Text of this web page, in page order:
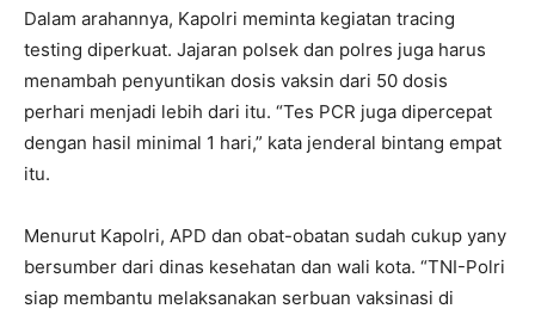
Dalam arahannya, Kapolri meminta kegiatan tracing
testing diperkuat. Jajaran polsek dan polres juga harus
menambah penyuntikan dosis vaksin dari 50 dosis
perhari menjadi lebih dari itu. “Tes PCR juga dipercepat
dengan hasil minimal 1 hari,” kata jenderal bintang empat
itu.
Menurut Kapolri, APD dan obat-obatan sudah cukup yany
bersumber dari dinas kesehatan dan wali kota. “TNI-Polri
siap membantu melaksanakan serbuan vaksinasi di